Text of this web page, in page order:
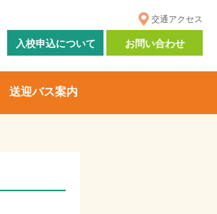
交通アクセス
お問い合わせ
入校申込について
送迎バス案内